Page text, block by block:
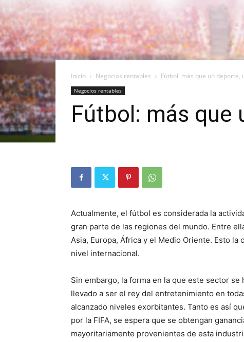
Inicio Negocios rentables Fútbol: más que un deporte,
Negocios rentables
Fútbol: más que
Actualmente, el fútbol es considerada la
gran parte de las regiones del mundo. Entre
Asia, Europa, África y el Medio Oriente. Esto
nivel internacional.
Sin embargo, la forma en la que este sector
llevado a ser el rey del entretenimiento en
alcanzado niveles exorbitantes. Tanto es así
por la FIFA, se espera que se obtengan
mayoritariamente provenientes de esta